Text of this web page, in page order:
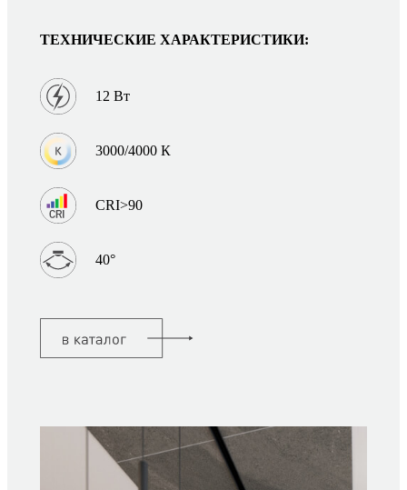
ТЕХНИЧЕСКИЕ ХАРАКТЕРИСТИКИ:
12 Вт
3000/4000 К
CRI>90
40°